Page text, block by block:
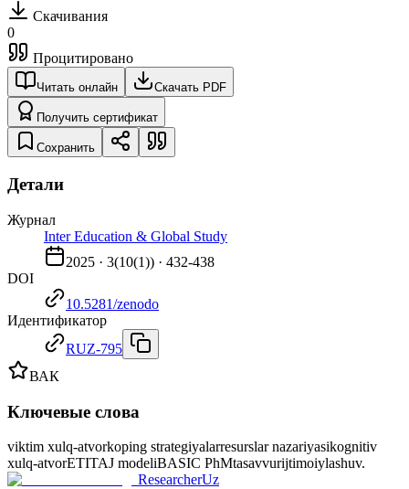
Скачивания
0
Процитировано
Читать онлайн Скачать PDF
Получить сертификат
Сохранить
Детали
Журнал
Inter Education & Global Study
2025 · 3(10(1)) · 432-438
DOI
10.5281/zenodo
Идентификатор
RUZ-795
ВАК
Ключевые слова
viktim xulq-atvorkoping strategiyalarresurslar nazariyasikognitiv
xulq-atvorETITAJ modeliBASIC PhMtasavvurijtimoiylashuv.
ResearcherUz